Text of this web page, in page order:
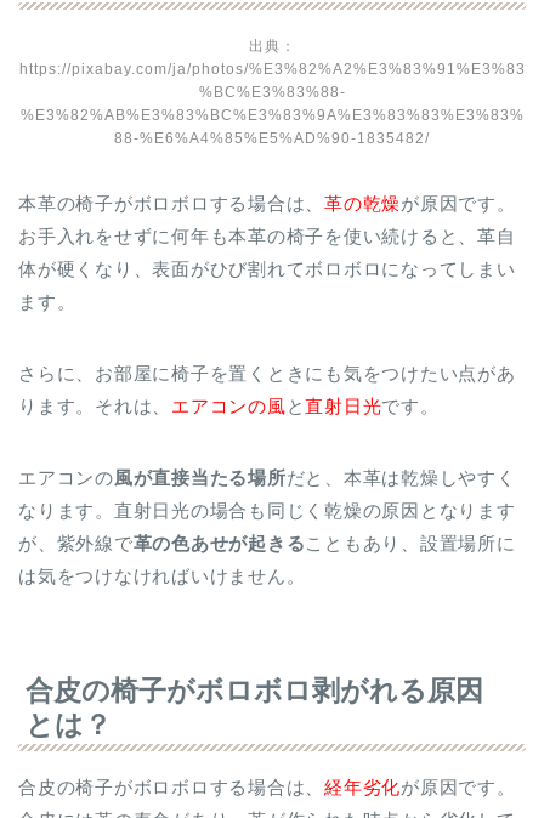
出典：
https://pixabay.com/ja/photos/%E3%82%A2%E3%83%91%E3%83
%BC%E3%83%88-
%E3%82%AB%E3%83%BC%E3%83%9A%E3%83%83%E3%83%
88-%E6%A4%85%E5%AD%90-1835482/
本革の椅子がボロボロする場合は、革の乾燥が原因です。
お手入れをせずに何年も本革の椅子を使い続けると、革自
体が硬くなり、表面がひび割れてボロボロになってしまい
ます。
さらに、お部屋に椅子を置くときにも気をつけたい点があ
ります。それは、 エアコンの風と直射日光です。
エアコンの風が直接当たる場所だと、本革は乾燥しやすく
なります。直射日光の場合も同じく乾燥の原因となります
が、紫外線で革の色あせが起きることもあり、設置場所に
は気をつけなければいけません。
合皮の椅子がボロボロ剥がれる原因
とは？
合皮の椅子がボロボロする場合は、経年劣化が原因です。